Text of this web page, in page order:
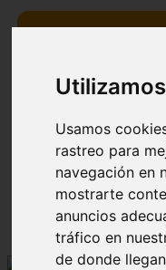
Usamos
rastreo para
navegación en
mostrarte
anuncios
tráfico en
de donde